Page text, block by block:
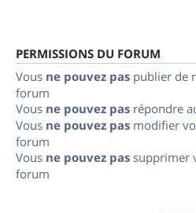
PERMISSIONS DU FORUM
Vous ne pouvez pas publier de
forum
Vous ne pouvez pas répondre
Vous ne pouvez pas modifier
forum
Vous ne pouvez pas supprimer
forum